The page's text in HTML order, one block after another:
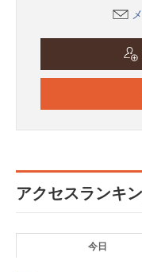
アクセスランキ
今日